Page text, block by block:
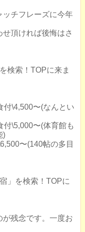
ッチフレーズに今年
頂ければ後悔はさ
検索！TOPに来ま
\4,500〜(なんとい
〜(体育館も
)
〜(140帖の多目
」を検索！TOPに
が残念です。一度お